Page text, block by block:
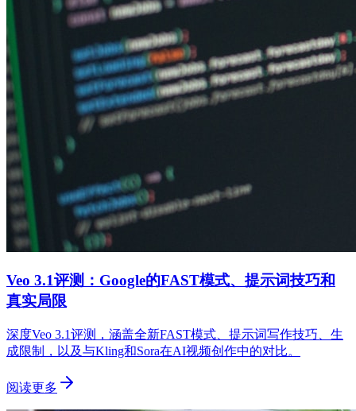
Veo 3.1评测：Google的FAST模式、提示词技巧和
真实局限
深度Veo 3.1评测，涵盖全新FAST模式、提示词写作技巧、生
成限制，以及与Kling和Sora在AI视频创作中的对比。
阅读更多